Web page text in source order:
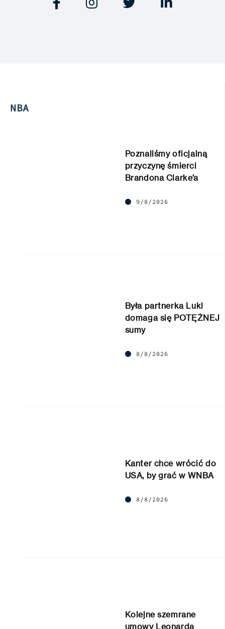
NBA
Poznaliśmy oficjalną
przyczynę śmierci
Brandona Clarke’a
9/8/2026
Była partnerka Luki
domaga się POTĘŻNEJ
sumy
8/8/2026
Kanter chce wrócić do
USA, by grać w WNBA
8/8/2026
Kolejne szemrane
umowy Leonarda